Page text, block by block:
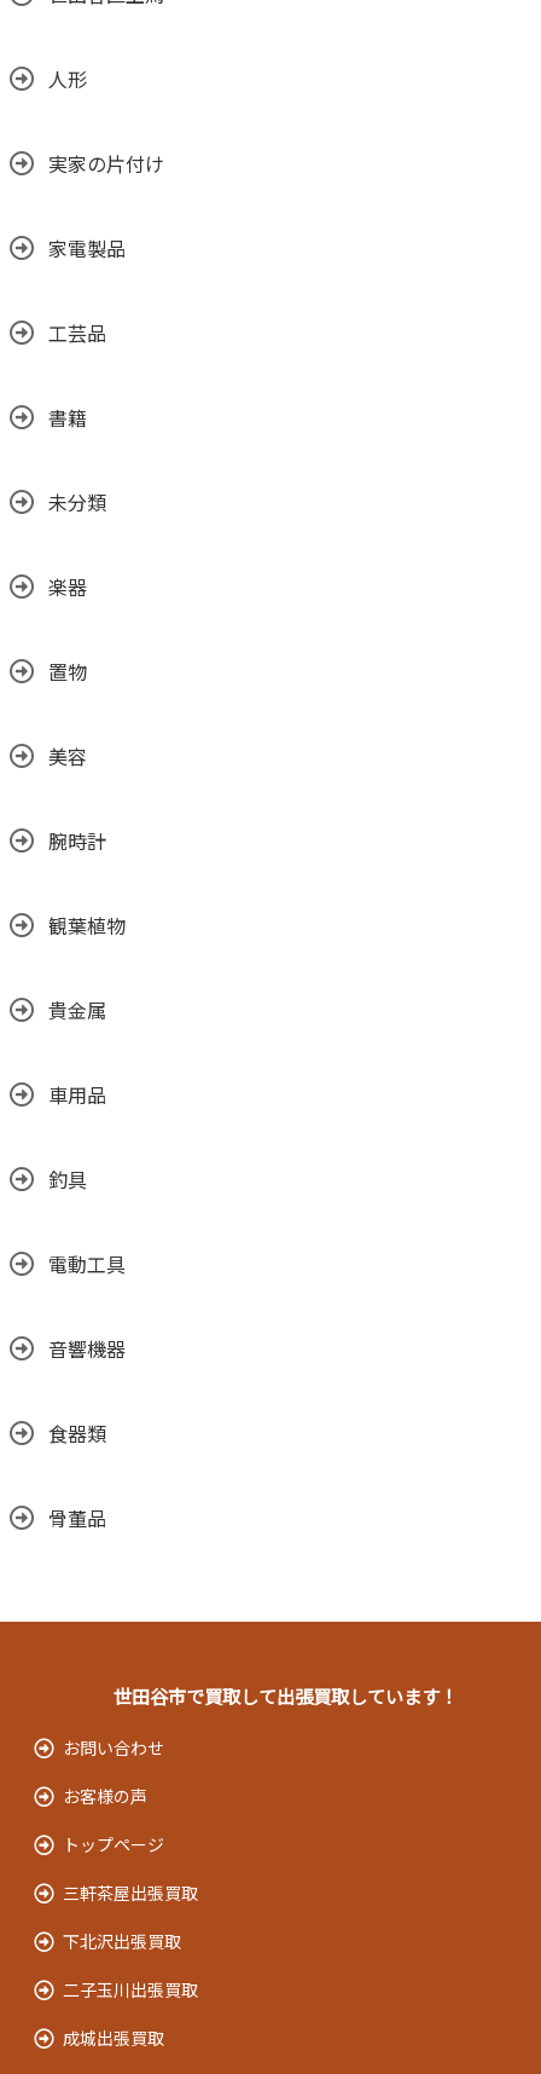
人形
実家の片付け
家電製品
工芸品
書籍
未分類
楽器
置物
美容
腕時計
観葉植物
貴金属
車用品
釣具
電動工具
音響機器
食器類
骨董品
世田谷市で買取して出張買取しています！
お問い合わせ
お客様の声
トップページ
三軒茶屋出張買取
下北沢出張買取
二子玉川出張買取
成城出張買取